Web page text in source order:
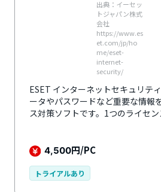
出典：イーセッ
トジャパン株式
会社
https://www.es
et.com/jp/ho
me/eset-
internet-
security/
ESET インターネットセキュリテ
ータやパスワードなど重要な情報
ス対策ソフトです。1つのライセ
4,500円/PC
トライアルあり